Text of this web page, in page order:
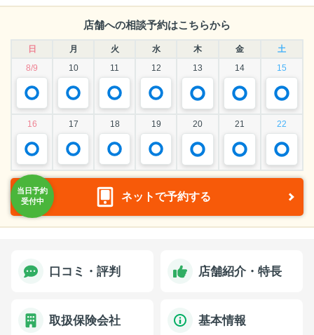
店舗への相談予約はこちらから
日 月 火 水 木 金
土
8/9
10 11 12 13 14 15
16 17 18 19 20 21 22
ネットで予約する
口コミ・評判 店舗紹介・特長
取扱保険会社 基本情報